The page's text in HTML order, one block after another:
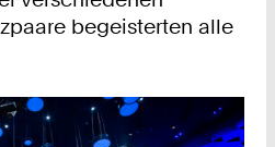
begeisterten alle